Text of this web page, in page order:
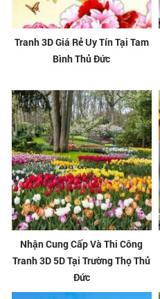
Tranh 3D Giá Rẻ Uy Tín Tại Tam
Bình Thủ Đức
Nhận Cung Cấp Và Thi Công
Tranh 3D 5D Tại Trường Thọ Thủ
Đức